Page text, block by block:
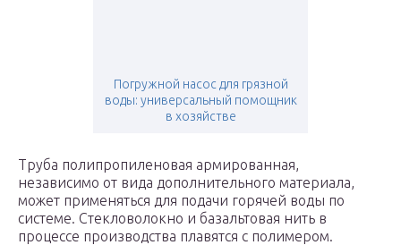
Погружной насос для грязной
воды: универсальный помощник
в хозяйстве
Труба полипропиленовая армированная,
независимо от вида дополнительного материала,
может применяться для подачи горячей воды по
системе. Стекловолокно и базальтовая нить в
процессе производства плавятся с полимером.